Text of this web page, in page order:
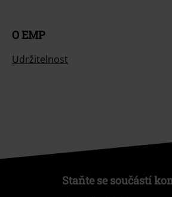
O EMP
Udržitelnost
Staňte se součástí